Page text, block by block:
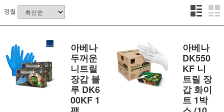
정렬
아베나
두꺼운
니트릴
장갑 블
루 DK6
00KF 1
아베나
DK550
KF 니
트릴 장
갑 화이
트 1박